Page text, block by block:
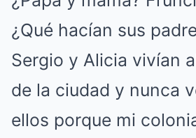
¿Qué hacían sus
Sergio y Alicia vivían
de la ciudad y nunca
ellos porque mi